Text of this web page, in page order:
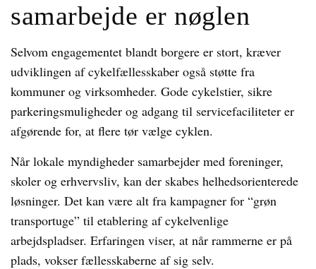
samarbejde er nøglen
Selvom engagementet blandt borgere er stort, kræver
udviklingen af cykelfællesskaber også støtte fra
kommuner og virksomheder. Gode cykelstier, sikre
parkeringsmuligheder og adgang til servicefaciliteter er
afgørende for, at flere tør vælge cyklen.
Når lokale myndigheder samarbejder med foreninger,
skoler og erhvervsliv, kan der skabes helhedsorienterede
løsninger. Det kan være alt fra kampagner for “grøn
transportuge” til etablering af cykelvenlige
arbejdspladser. Erfaringen viser, at når rammerne er på
plads, vokser fællesskaberne af sig selv.